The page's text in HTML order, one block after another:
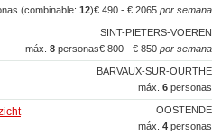
€ 490 - € 2065 por semana
(combinable: 12)
SINT-PIETERS-VOEREN
€ 800 - € 850 por semana
máx. 8 personas
BARVAUX-SUR-OURTHE
máx. 6 personas
OOSTENDE
máx. 4 personas